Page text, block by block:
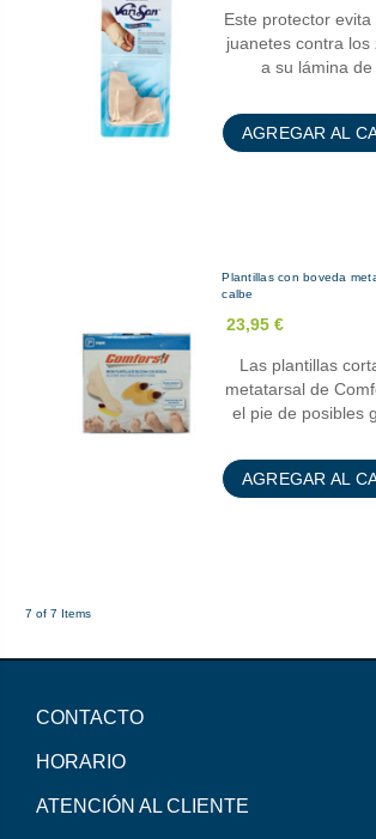
Este protector
juanetes contra
a su lámina
AGREGAR AL
Plantillas con boveda
calbe
23,95 €
Las plantillas
metatarsal de
el pie de posibles
AGREGAR AL
7 of 7 Items
CONTACTO
HORARIO
ATENCIÓN AL CLIENTE